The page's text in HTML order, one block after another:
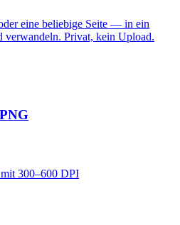
eine beliebige Seite — in ein
Privat, kein Upload.
300–600 DPI